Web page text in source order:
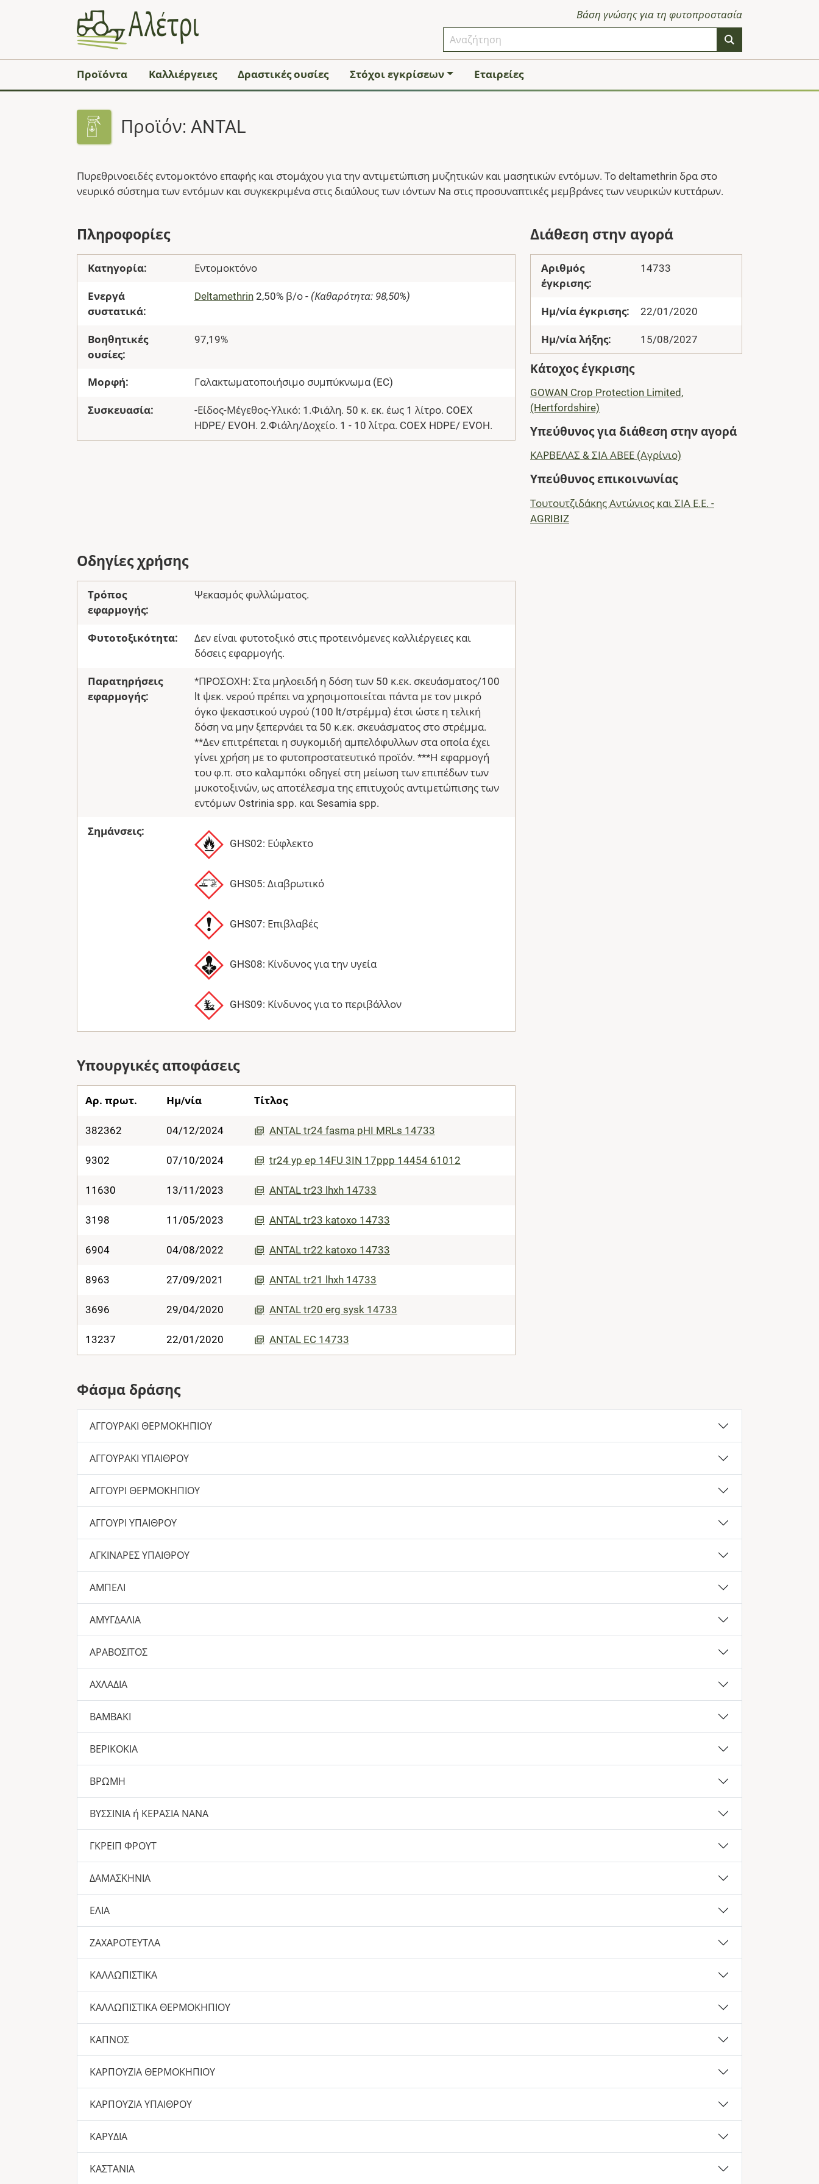
Βάση γνώσης για τη φυτοπροστασία
Προϊόντα Καλλιέργειες Δραστικές ουσίες Στόχοι εγκρίσεων Εταιρείες
Προϊόν: ANTAL
Πυρεθρινοειδές εντομοκτόνο επαφής και στομάχου για την αντιμετώπιση μυζητικών και μασητικών εντόμων. Το deltamethrin δρα στο
νευρικό σύστημα των εντόμων και συγκεκριμένα στις διαύλους των ιόντων Na στις προσυναπτικές μεμβράνες των νευρικών κυττάρων.
Πληροφορίες
Κατηγορία: Εντομοκτόνο
Ενεργά
συστατικά:
Deltamethrin2,50% β/ο - (Καθαρότητα: 98,50%)
Βοηθητικές
ουσίες:
97,19%
Μορφή: Γαλακτωματοποιήσιμο συμπύκνωμα (EC)
Συσκευασία:
-Είδος-Μέγεθος-Υλικό: 1.Φιάλη. 50 κ. εκ. έως 1 λίτρο. COEX
HDPE/ EVOH. 2.Φιάλη/Δοχείο. 1 - 10 λίτρα. COEX HDPE/ EVOH.
Διάθεση στην αγορά
Αριθμός
έγκρισης:
14733
Ημ/νία έγκρισης: 22/01/2020
Ημ/νία λήξης: 15/08/2027
Κάτοχος έγκρισης
GOWAN Crop Protection Limited,
(Hertfordshire)
Υπεύθυνος για διάθεση στην αγορά
ΚΑΡΒΕΛΑΣ & ΣΙΑ ΑΒΕΕ (Αγρίνιο)
Υπεύθυνος επικοινωνίας
Τουτουτζιδάκης Αντώνιος και ΣΙΑ Ε.Ε. -
AGRIBIZ
Οδηγίες χρήσης
Τρόπος
εφαρμογής:
Ψεκασμός φυλλώματος.
Φυτοτοξικότητα:
Δεν είναι φυτοτοξικό στις προτεινόμενες καλλιέργειες και
δόσεις εφαρμογής.
Παρατηρήσεις
εφαρμογής:
*ΠΡΟΣΟΧΗ: Στα μηλοειδή η δόση των 50 κ.εκ. σκευάσματος/100
lt ψεκ. νερού πρέπει να χρησιμοποιείται πάντα με τον μικρό
όγκο ψεκαστικού υγρού (100 lt/στρέμμα) έτσι ώστε η τελική
δόση να μην ξεπερνάει τα 50 κ.εκ. σκευάσματος στο στρέμμα.
**Δεν επιτρέπεται η συγκομιδή αμπελόφυλλων στα οποία έχει
γίνει χρήση με το φυτοπροστατευτικό προϊόν. ***Η εφαρμογή
του φ.π. στο καλαμπόκι οδηγεί στη μείωση των επιπέδων των
μυκοτοξινών, ως αποτέλεσμα της επιτυχούς αντιμετώπισης των
εντόμων Ostrinia spp. και Sesamia spp.
Σημάνσεις:
GHS02: Εύφλεκτο
GHS05: Διαβρωτικό
GHS07: Επιβλαβές
GHS08: Κίνδυνος για την υγεία
GHS09: Κίνδυνος για το περιβάλλον
Υπουργικές αποφάσεις
Αρ. πρωτ. Ημ/νία Τίτλος
382362 04/12/2024 ANTAL tr24 fasma pHI MRLs 14733
9302 07/10/2024 tr24 yp ep 14FU 3IN 17ppp 14454 61012
11630 13/11/2023 ANTAL tr23 lhxh 14733
3198 11/05/2023 ANTAL tr23 katoxo 14733
6904 04/08/2022 ANTAL tr22 katoxo 14733
8963 27/09/2021 ANTAL tr21 lhxh 14733
3696 29/04/2020 ANTAL tr20 erg sysk 14733
13237 22/01/2020 ANTAL EC 14733
Φάσμα δράσης
ΑΓΓΟΥΡΑΚΙ ΘΕΡΜΟΚΗΠΙΟΥ
ΑΓΓΟΥΡΑΚΙ ΥΠΑΙΘΡΟΥ
ΑΓΓΟΥΡΙ ΘΕΡΜΟΚΗΠΙΟΥ
ΑΓΓΟΥΡΙ ΥΠΑΙΘΡΟΥ
ΑΓΚΙΝΑΡΕΣ ΥΠΑΙΘΡΟΥ
ΑΜΠΕΛΙ
ΑΜΥΓΔΑΛΙΑ
ΑΡΑΒΟΣΙΤΟΣ
ΑΧΛΑΔΙΑ
ΒΑΜΒΑΚΙ
ΒΕΡΙΚΟΚΙΑ
ΒΡΩΜΗ
ΒΥΣΣΙΝΙΑ ή ΚΕΡΑΣΙΑ ΝΑΝΑ
ΓΚΡΕΙΠ ΦΡΟΥΤ
ΔΑΜΑΣΚΗΝΙΑ
ΕΛΙΑ
ΖΑΧΑΡΟΤΕΥΤΛΑ
ΚΑΛΛΩΠΙΣΤΙΚΑ
ΚΑΛΛΩΠΙΣΤΙΚΑ ΘΕΡΜΟΚΗΠΙΟΥ
ΚΑΠΝΟΣ
ΚΑΡΠΟΥΖΙΑ ΘΕΡΜΟΚΗΠΙΟΥ
ΚΑΡΠΟΥΖΙΑ ΥΠΑΙΘΡΟΥ
ΚΑΡΥΔΙΑ
ΚΑΣΤΑΝΙΑ